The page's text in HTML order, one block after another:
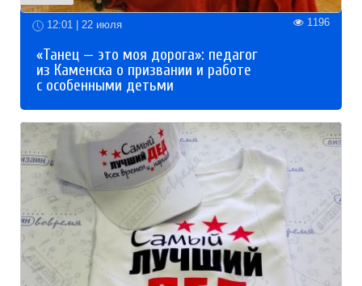
12:01 | 22 июля 1196
«Танец — это моя дорога»: педагог
из Каменска о призвании и работе
с особенными детьми